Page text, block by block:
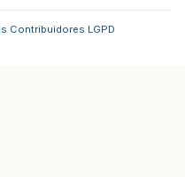
Contribuidores LGPD